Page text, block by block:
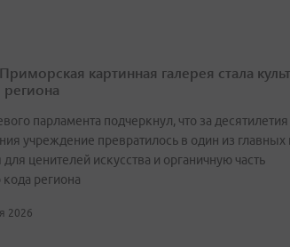
картинная галерея стала
парламента подчеркнул, что за десятилетия
учреждение превратилось в один из главных
ценителей искусства и органичную часть
кода региона
2026